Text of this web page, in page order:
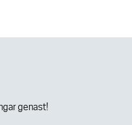
genast!